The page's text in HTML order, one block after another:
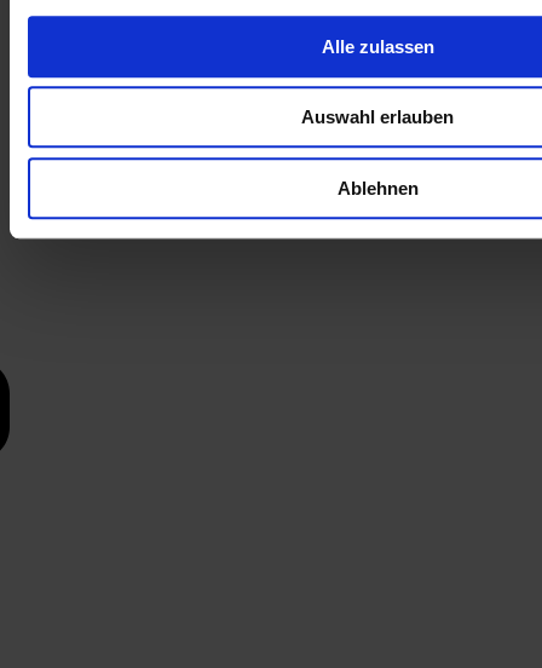
Alle zulassen
Auswahl erlauben
Ablehnen